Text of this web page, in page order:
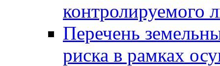
контролируемого
Перечень
риска в рамках